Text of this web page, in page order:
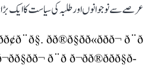
عرصے سے نوجوانوں اور طلبہ کی سیاست کا ایک
ðð®ð§ðð«ððð¬ ð¨ð
ð¨ð ð¬ð­ð®ððð§ð­